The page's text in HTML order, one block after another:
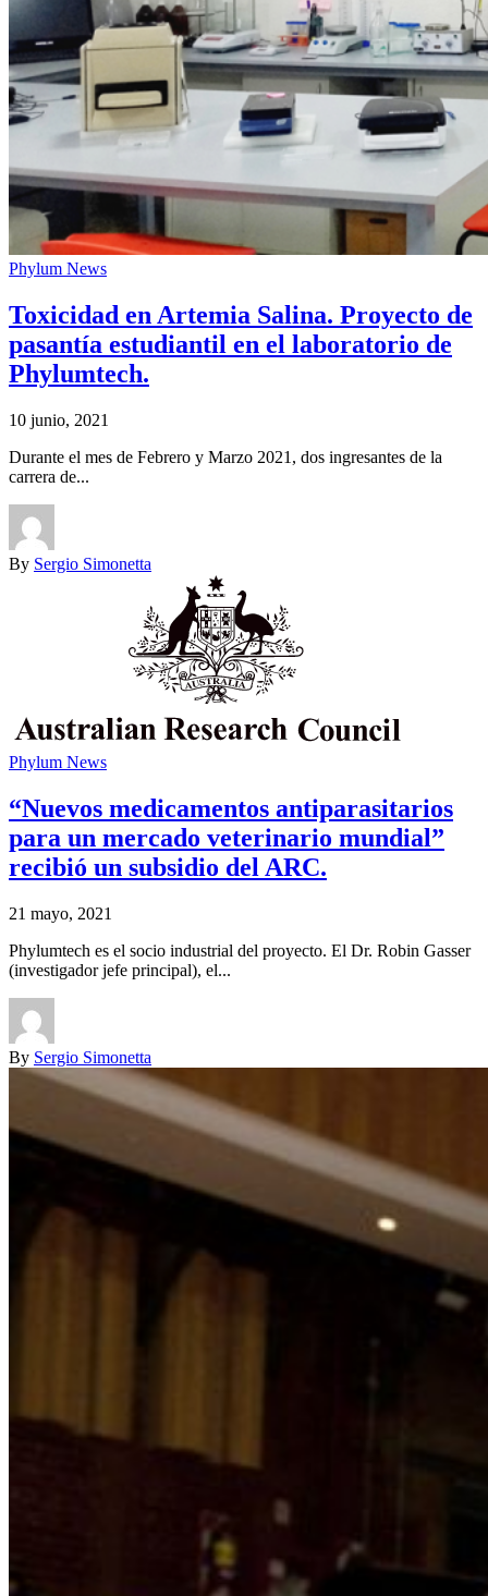
Phylum News
Toxicidad en Artemia Salina. Proyecto de
pasantía estudiantil en el laboratorio de
Phylumtech.
10 junio, 2021
Durante el mes de Febrero y Marzo 2021, dos ingresantes de la
carrera de...
By Sergio Simonetta
Phylum News
“Nuevos medicamentos antiparasitarios
para un mercado veterinario mundial”
recibió un subsidio del ARC.
21 mayo, 2021
Phylumtech es el socio industrial del proyecto. El Dr. Robin Gasser
(investigador jefe principal), el...
By Sergio Simonetta